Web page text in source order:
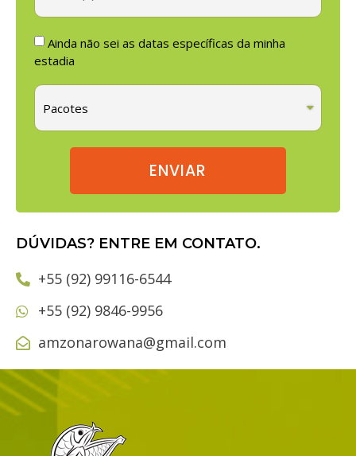
Ainda não sei as datas específicas da minha
estadia
ENVIAR
DÚVIDAS? ENTRE EM CONTATO.
+55 (92) 99116-6544
+55 (92) 9846-9956
amzonarowana@gmail.com